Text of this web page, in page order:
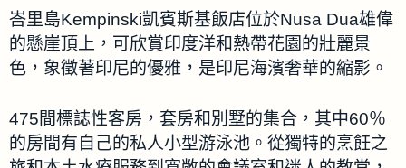
峇里島Kempinski凱賓斯基飯店位於Nusa Dua雄偉
的懸崖頂上，可欣賞印度洋和熱帶花園的壯麗景
色，象徵著印尼的優雅，是印尼海濱奢華的縮影。
475間標誌性客房，套房和別墅的集合，其中60％
的房間有自己的私人小型游泳池。從獨特的烹飪之